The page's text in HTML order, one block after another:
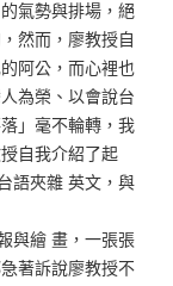
氣勢與排場，絕
然而，廖教授自
阿公，而心裡也
為榮、以會說台
」毫不輪轉，我
自我介紹了起
語夾雜 英文，與
與繪 畫，一張張
著訴說廖教授不